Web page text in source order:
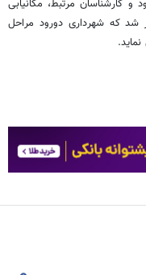
کارشناسان مرتبط، مکانیابی
که شهرداری دورود مراحل